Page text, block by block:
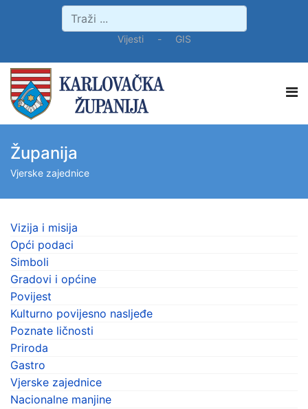
Vijesti- GIS
Županija
Vjerske zajednice
Vizija i misija
Opći podaci
Simboli
Gradovi i općine
Povijest
Kulturno povijesno nasljeđe
Poznate ličnosti
Priroda
Gastro
Vjerske zajednice
Nacionalne manjine